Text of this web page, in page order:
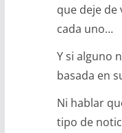
que deje de
cada uno…
Y si alguno
basada en
Ni hablar
tipo de